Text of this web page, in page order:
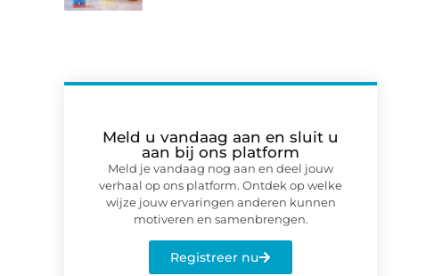
Meld u vandaag aan en sluit u
aan bij ons platform
Meld je vandaag nog aan en deel jouw
verhaal op ons platform. Ontdek op welke
wijze jouw ervaringen anderen kunnen
motiveren en samenbrengen.
Registreer nu